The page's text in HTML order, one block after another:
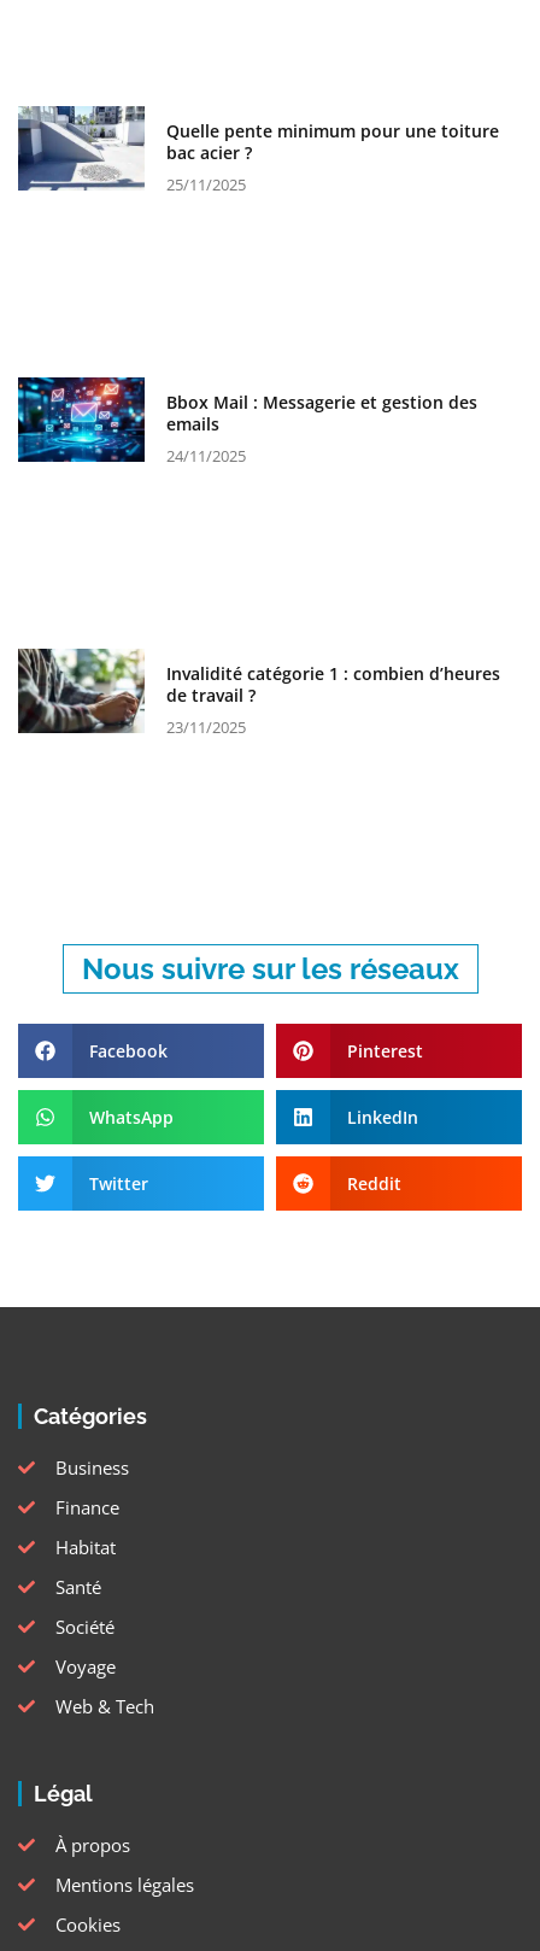
Quelle pente minimum pour une toiture
bac acier ?
25/11/2025
Bbox Mail : Messagerie et gestion des
emails
24/11/2025
Invalidité catégorie 1 : combien d’heures
de travail ?
23/11/2025
Nous suivre sur les réseaux
Facebook Pinterest
WhatsApp LinkedIn
Twitter Reddit
Catégories
Business
Finance
Habitat
Santé
Société
Voyage
Web & Tech
Légal
À propos
Mentions légales
Cookies